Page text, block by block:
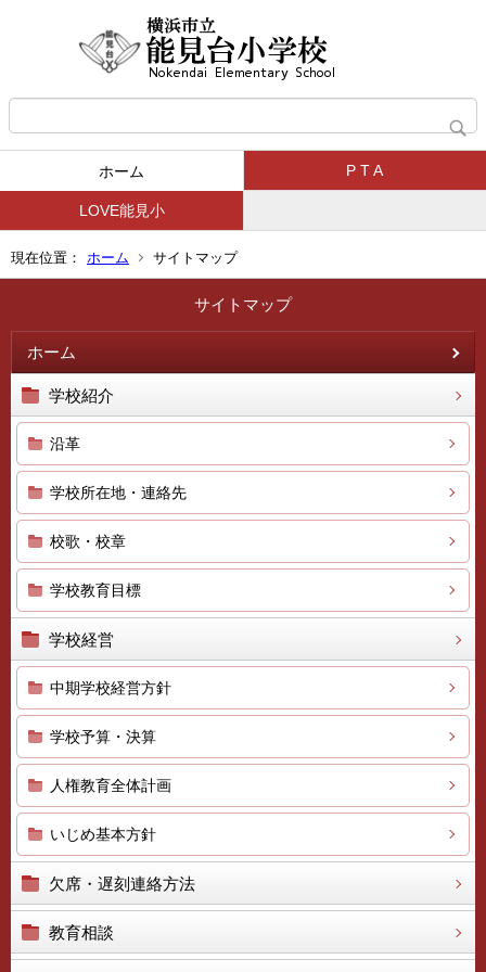
ホーム P T A
LOVE能見小
現在位置： ホーム サイトマップ
サイトマップ
ホーム
学校紹介
沿革
学校所在地・連絡先
校歌・校章
学校教育目標
学校経営
中期学校経営方針
学校予算・決算
人権教育全体計画
いじめ基本方針
欠席・遅刻連絡方法
教育相談